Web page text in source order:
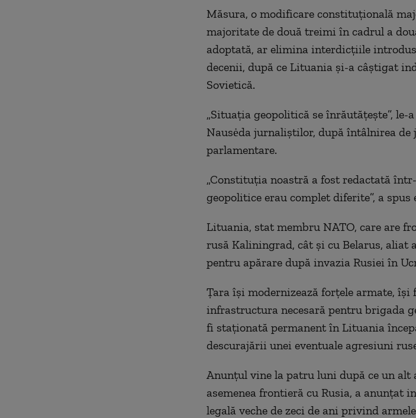
Măsura, o modificare constituțională
majoritate de două treimi în cadrul a
adoptată, ar elimina interdicțiile
decenii, după ce Lituania și-a câștigat
Sovietică.
„Situația geopolitică se înrăutățește”, le-
Nausėda jurnaliștilor, după întâlnirea
parlamentare.
„Constituția noastră a fost redactată
geopolitice erau complet diferite”, a spus
Lituania, stat membru NATO, care are
rusă Kaliningrad, cât și cu Belarus, aliat
pentru apărare după invazia Rusiei în
Țara își modernizează forțele armate,
infrastructura necesară pentru brigada
fi staționată permanent în Lituania
descurajării unei eventuale agresiuni
Anunțul vine la patru luni după ce un alt
asemenea frontieră cu Rusia, a anunțat
legală veche de zeci de ani privind